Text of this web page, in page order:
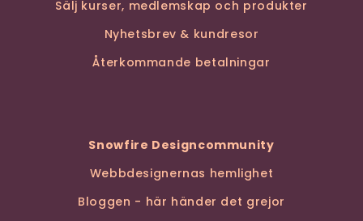
Sälj kurser, medlemskap och produkter
Nyhetsbrev & kundresor
Återkommande betalningar
Snowfire Designcommunity
Webbdesignernas hemlighet
Bloggen - här händer det grejor